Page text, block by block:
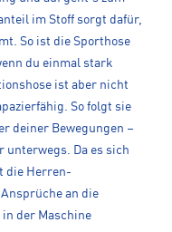
im Stoff sorgt dafür,
So ist die Sporthose
du einmal stark
ist aber nicht
So folgt sie
deiner Bewegungen –
unterwegs. Da es sich
die Herren-
Ansprüche an die
der Maschine